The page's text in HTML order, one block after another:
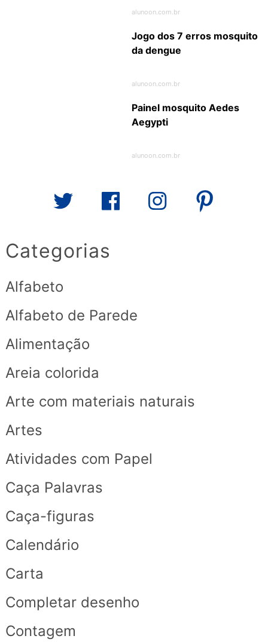
alunoon.com.br
Jogo dos 7 erros mosquito
da dengue
alunoon.com.br
Painel mosquito Aedes
Aegypti
alunoon.com.br
Categorias
Alfabeto
Alfabeto de Parede
Alimentação
Areia colorida
Arte com materiais naturais
Artes
Atividades com Papel
Caça Palavras
Caça-figuras
Calendário
Carta
Completar desenho
Contagem